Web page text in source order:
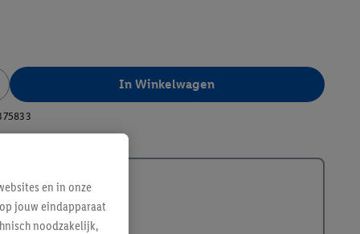
In Winkelwagen
en in onze
jouw eindapparaat
noodzakelijk,